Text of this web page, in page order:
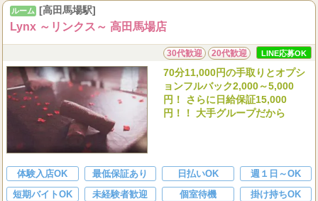
120
ルーム [高田馬場駅]
Lynx ～リンクス～ 高田馬場店
30代歓迎 20代歓迎 LINE応募OK
70分11,000円の手取りとオプシ
ョンフルバック2,000～5,000
円！ さらに日給保証15,000
円！！ 大手グループだから
体験入店OK 最低保証あり 日払いOK
週１日～OK
短期バイトOK
未経験者歓迎 個室待機
掛け持ちOK